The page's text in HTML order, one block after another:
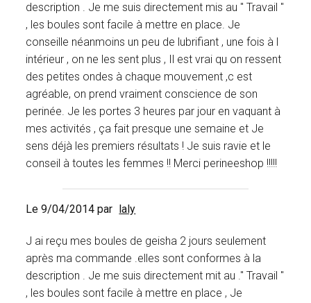
description . Je me suis directement mis au " Travail "
, les boules sont facile à mettre en place. Je
conseille néanmoins un peu de lubrifiant , une fois à l
intérieur , on ne les sent plus , Il est vrai qu on ressent
des petites ondes à chaque mouvement ,c est
agréable, on prend vraiment conscience de son
perinée. Je les portes 3 heures par jour en vaquant à
mes activités , ça fait presque une semaine et Je
sens déjà les premiers résultats ! Je suis ravie et le
conseil à toutes les femmes !! Merci perineeshop !!!!!
Le 9/04/2014 par laly
J ai reçu mes boules de geisha 2 jours seulement
après ma commande .elles sont conformes à la
description . Je me suis directement mit au ." Travail "
, les boules sont facile à mettre en place , Je